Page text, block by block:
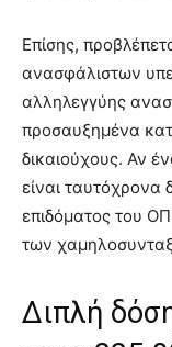
Επίσης,
ανασφάλιστων
αλληλεγγύης
προσαυξημένα
δικαιούχους. Αν
είναι ταυτόχρονα
επιδόματος του
των
Διπλή